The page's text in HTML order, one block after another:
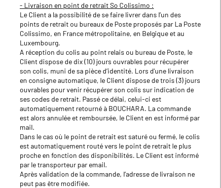
- Livraison en point de retrait So Colissimo :
Le Client a la possibilité de se faire livrer dans l’un des
points de retrait ou bureaux de Poste proposés par La Poste
Colissimo, en France métropolitaine, en Belgique et au
Luxembourg.
A réception du colis au point relais ou bureau de Poste, le
Client dispose de dix (10) jours ouvrables pour récupérer
son colis, muni de sa pièce d’identité. Lors d'une livraison
en consigne automatique, le Client dispose de trois (3) jours
ouvrables pour venir récupérer son colis sur indication de
ses codes de retrait. Passé ce délai, celui-ci est
automatiquement retourné à BOUCHARA. La commande
est alors annulée et remboursée, le Client en est informé par
mail.
Dans le cas où le point de retrait est saturé ou fermé, le colis
est automatiquement routé vers le point de retrait le plus
proche en fonction des disponibilités. Le Client est informé
par le transporteur par email.
Après validation de la commande, l’adresse de livraison ne
peut pas être modifiée.